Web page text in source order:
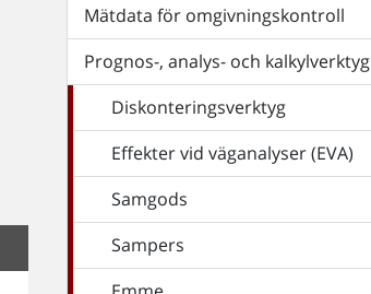
Mätdata för omgivningskontroll
Prognos-, analys- och kalkylverktyg
Diskonteringsverktyg
Effekter vid väganalyser (EVA)
Samgods
Sampers